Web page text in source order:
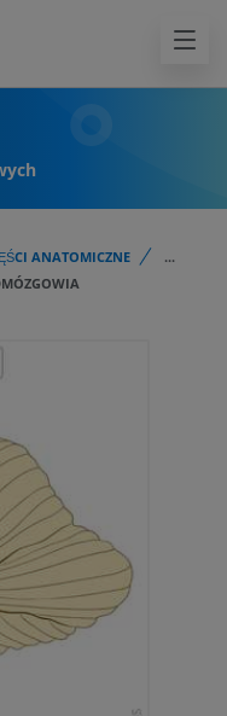
ANATOMICZNE
...